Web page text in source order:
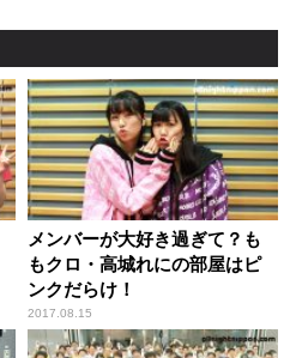
メンバーが大好き過ぎて？も
もクロ・高城れにの部屋はピ
ンクだらけ！
2017.08.15